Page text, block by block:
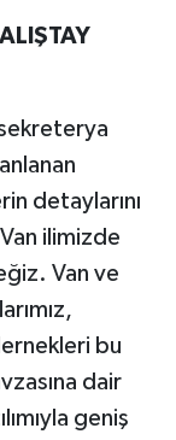
detaylarını
ilimizde
Van ve
bu
dair
geniş